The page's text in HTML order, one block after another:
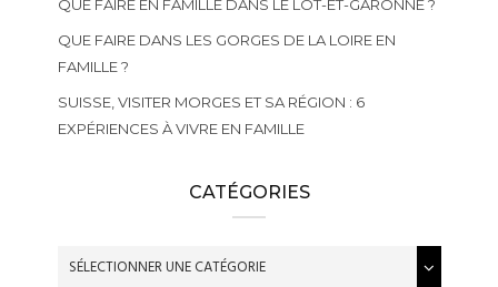
QUE FAIRE EN FAMILLE DANS LE LOT-ET-GARONNE ?
QUE FAIRE DANS LES GORGES DE LA LOIRE EN
FAMILLE ?
SUISSE, VISITER MORGES ET SA RÉGION : 6
EXPÉRIENCES À VIVRE EN FAMILLE
CATÉGORIES